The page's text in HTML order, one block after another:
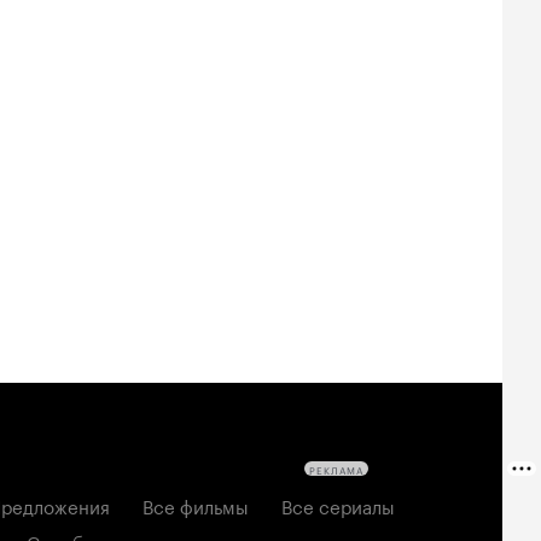
Все фильмы
Все сериалы
РЕКЛАМА